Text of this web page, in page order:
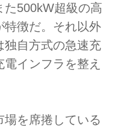
500kW超級の高
特徴だ。それ以外
独自方式の急速充
インフラを整え
場を席捲している